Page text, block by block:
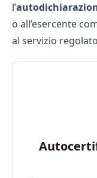
l’
o all’esercente
al servizio